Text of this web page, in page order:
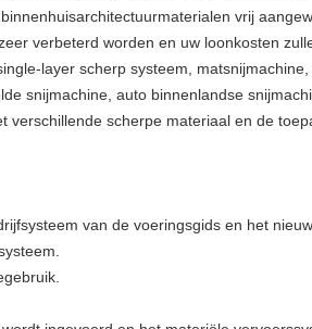
vrij
verbeterd worden en uw loonkosten
layer scherp systeem,
snijmachine, auto binnenlandse
scherpe materiaal en de
van de voeringsgids en het